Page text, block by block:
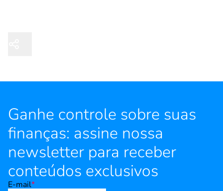
Ganhe controle sobre suas
finanças: assine nossa
newsletter para receber
conteúdos exclusivos
E-mail*